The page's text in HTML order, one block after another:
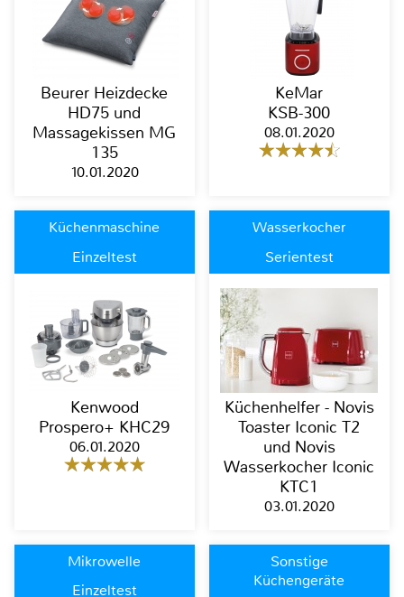
Beurer Heizdecke
HD75 und
Massagekissen MG
135
10.01.2020
KeMar
KSB-300
08.01.2020
Küchenmaschine
Einzeltest
Kenwood
Prospero+ KHC29
06.01.2020
Wasserkocher
Serientest
Küchenhelfer - Novis
Toaster Iconic T2
und Novis
Wasserkocher Iconic
KTC1
03.01.2020
Mikrowelle
Einzeltest
Sonstige
Küchengeräte